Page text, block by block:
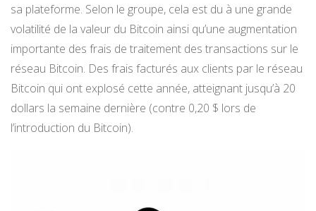
sa plateforme. Selon le groupe, cela est du à une grande
volatilité de la valeur du Bitcoin ainsi qu’une augmentation
importante des frais de traitement des transactions sur le
réseau Bitcoin. Des frais facturés aux clients par le réseau
Bitcoin qui ont explosé cette année, atteignant jusqu’à 20
dollars la semaine dernière (contre 0,20 $ lors de
l’introduction du Bitcoin).